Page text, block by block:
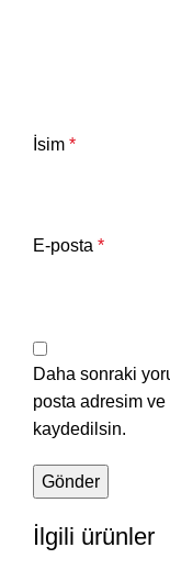
İsim *
E-posta *
Daha sonraki
posta adresim ve
kaydedilsin.
İlgili ürünler